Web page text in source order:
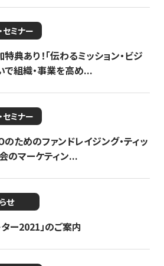
セミナー
特典あり！「伝わるミッション・ビジ
組織・事業を高め...
セミナー
のためのファンドレイジング・ティッ
のマーケティン...
せ
ー2021」のご案内